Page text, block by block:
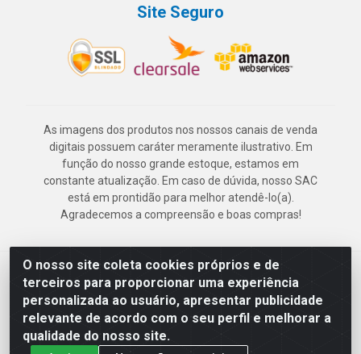
O nosso site coleta cookies próprios e de
terceiros para proporcionar uma experiência
personalizada ao usuário, apresentar publicidade
relevante de acordo com o seu perfil e melhorar a
qualidade do nosso site.
Site Seguro
As imagens dos produtos nos nossos canais de venda
digitais possuem caráter meramente ilustrativo. Em
função do nosso grande estoque, estamos em
constante atualização. Em caso de dúvida, nosso SAC
está em prontidão para melhor atendê-lo(a).
Agradecemos a compreensão e boas compras!
Deskontão Atacado - Av. Marechal Mascarenhas de Morais, 2471 -
Imbiribeira - Recife/PE - CEP 51.150-001 - CNPJ 24.150.377/0003-
57